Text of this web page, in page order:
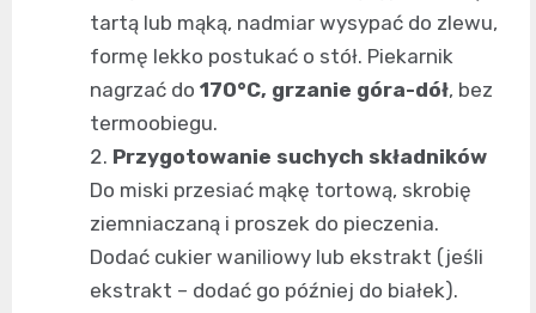
tartą lub mąką, nadmiar wysypać do zlewu,
formę lekko postukać o stół. Piekarnik
nagrzać do 170°C, grzanie góra-dół, bez
termoobiegu.
Przygotowanie suchych składników
Do miski przesiać mąkę tortową, skrobię
ziemniaczaną i proszek do pieczenia.
Dodać cukier waniliowy lub ekstrakt (jeśli
ekstrakt – dodać go później do białek).